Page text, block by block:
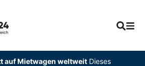
auf Mietwagen weltweitDieses